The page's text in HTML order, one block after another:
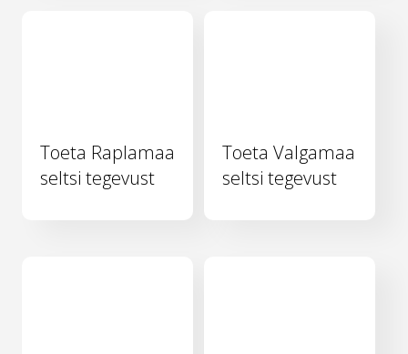
Toeta Raplamaa
seltsi tegevust
Toeta Valgamaa
seltsi tegevust